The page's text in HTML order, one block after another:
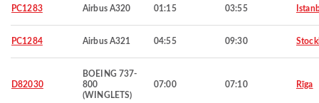
PC1283 Airbus A320 01:15 03:55
PC1284 Airbus A321 04:55 09:30
D82030
BOEING 737-
800
(WINGLETS)
07:00 07:10 Rīga